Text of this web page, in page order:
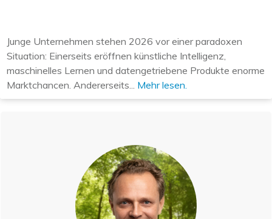
Junge Unternehmen stehen 2026 vor einer paradoxen
Situation: Einerseits eröffnen künstliche Intelligenz,
maschinelles Lernen und datengetriebene Produkte enorme
Marktchancen. Andererseits... Mehr lesen.